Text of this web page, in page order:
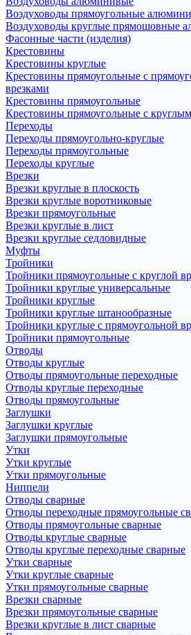
Воздуховоды прямоугольные
Воздуховоды круглые прямошовные
Фасонные части (изделия)
Крестовины
Крестовины круглые
Крестовины прямоугольные с
врезками
Крестовины прямоугольные
Крестовины прямоугольные с
Переходы
Переходы прямоугольно-круглые
Переходы прямоугольные
Переходы круглые
Врезки
Врезки круглые в плоскость
Врезки круглые воротниковые
Врезки прямоугольные
Врезки круглые в лист
Врезки круглые седловидные
Муфты
Тройники
Тройники прямоугольные с круглой
Тройники круглые универсальные
Тройники круглые
Тройники круглые штанообразные
Тройники круглые с прямоугольной
Тройники прямоугольные
Отводы
Отводы круглые
Отводы прямоугольные переходные
Отводы круглые переходные
Отводы прямоугольные
Заглушки
Заглушки круглые
Заглушки прямоугольные
Утки
Утки круглые
Утки прямоугольные
Ниппели
Отводы сварные
Отводы переходные прямоугольные
Отводы прямоугольные сварные
Отводы круглые сварные
Отводы круглые переходные сварные
Утки сварные
Утки круглые сварные
Утки прямоугольные сварные
Врезки сварные
Врезки прямоугольные сварные
Врезки круглые в лист сварные